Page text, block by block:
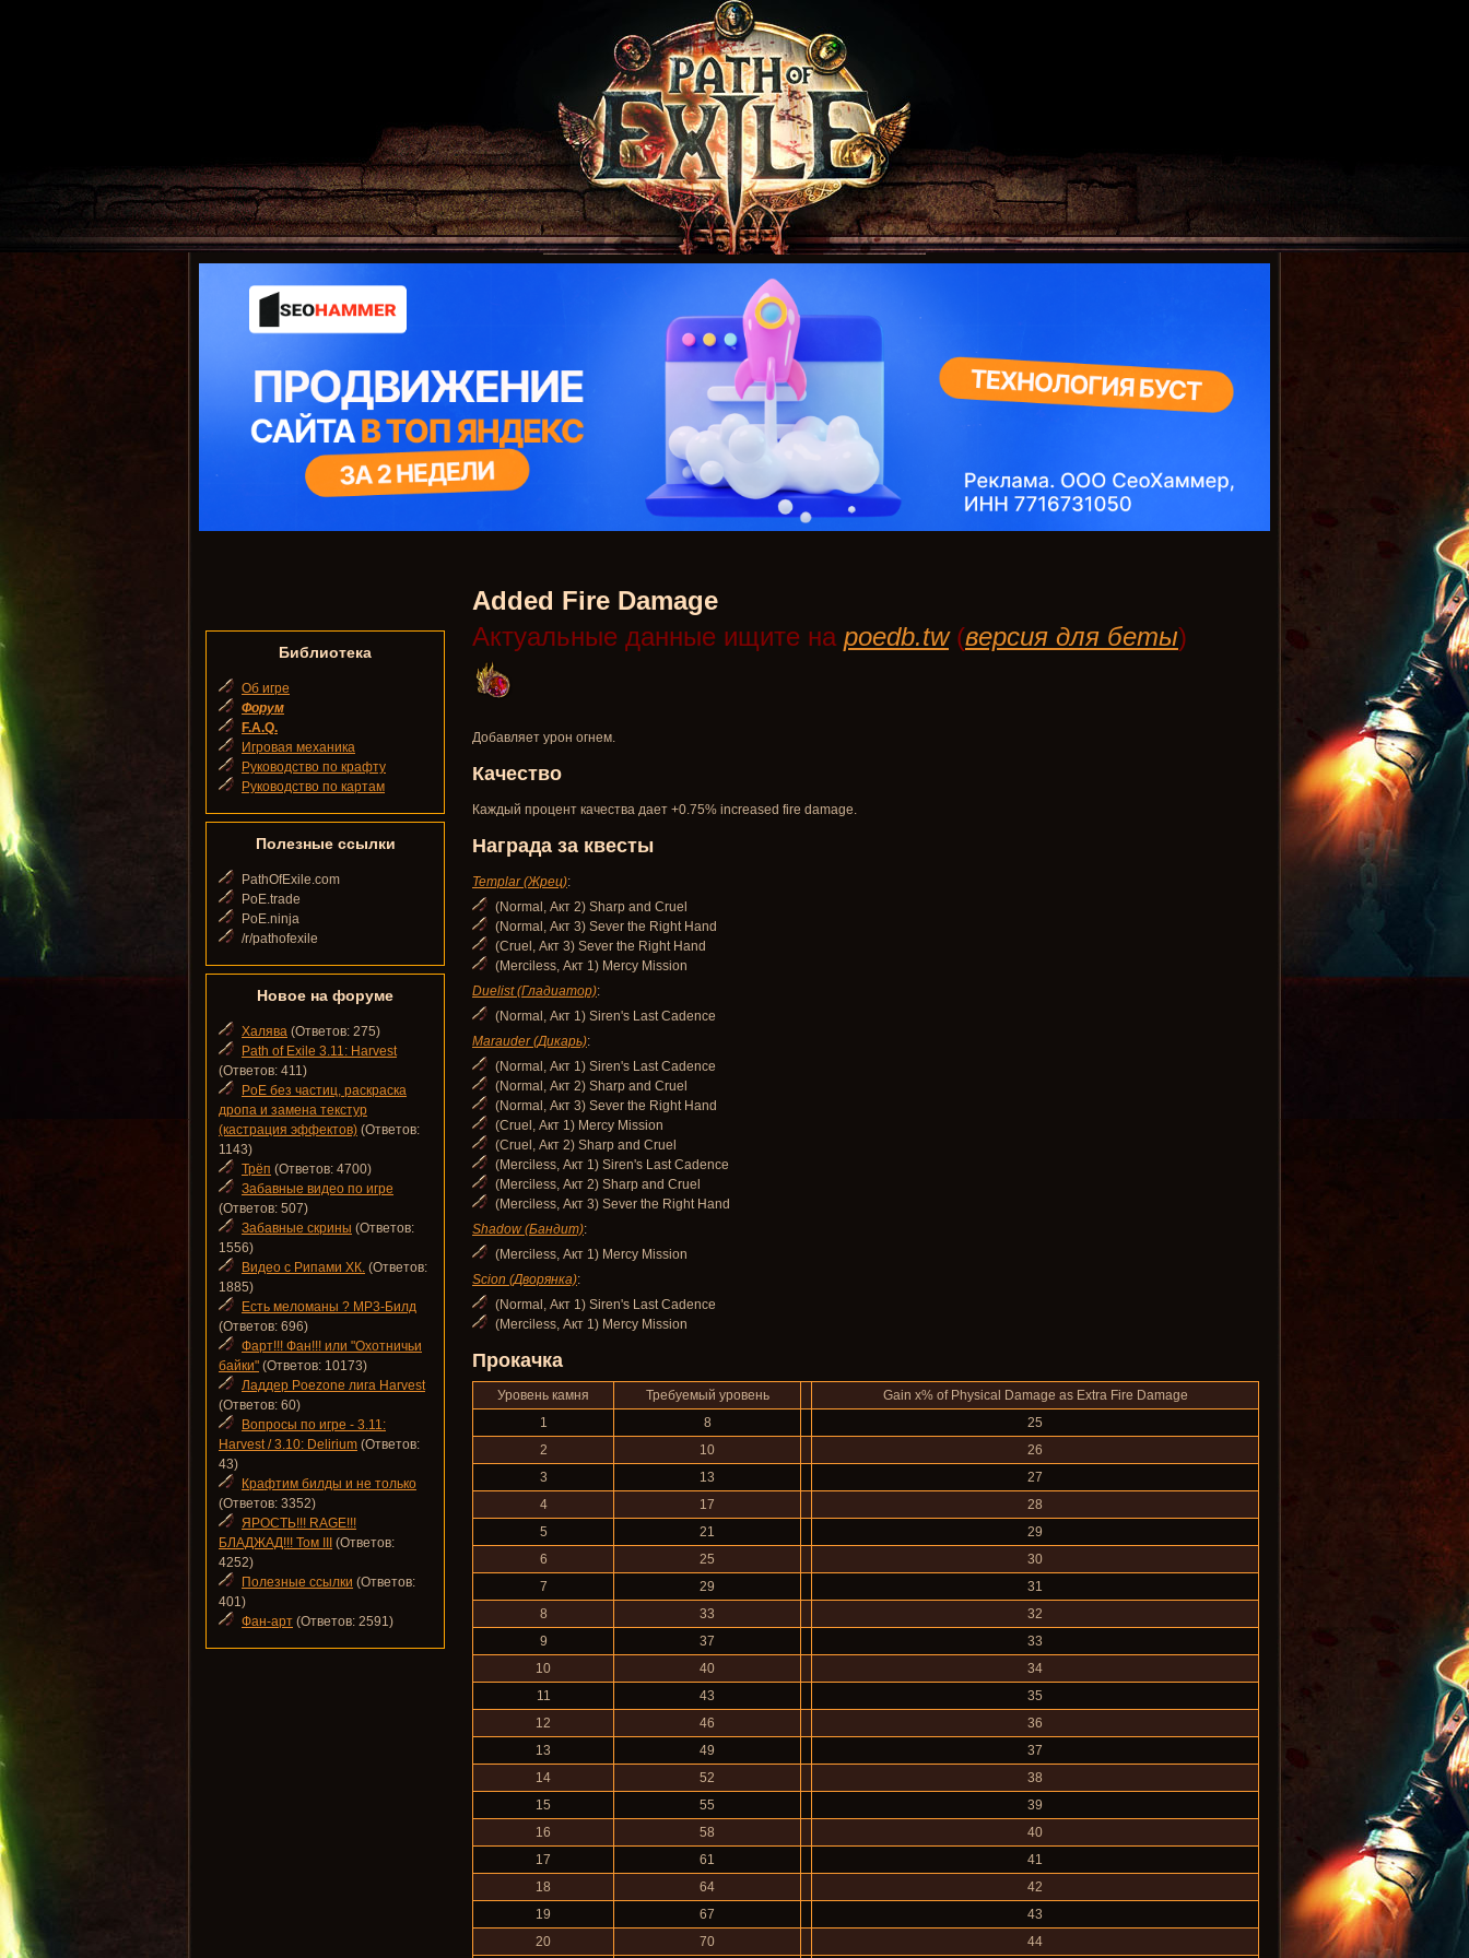
Added Fire Damage
Актуальные данные ищите на poedb.tw(версия для беты)
Добавляет урон огнем.
Качество
Каждый процент качества дает +0.75% increased fire damage.
Награда за квесты
Templar (Жрец):
(Normal, Акт 2) Sharp and Cruel
(Normal, Акт 3) Sever the Right Hand
(Cruel, Акт 3) Sever the Right Hand
(Merciless, Акт 1) Mercy Mission
Duelist (Гладиатор):
(Normal, Акт 1) Siren's Last Cadence
Marauder (Дикарь):
(Normal, Акт 1) Siren's Last Cadence
(Normal, Акт 2) Sharp and Cruel
(Normal, Акт 3) Sever the Right Hand
(Cruel, Акт 1) Mercy Mission
(Cruel, Акт 2) Sharp and Cruel
(Merciless, Акт 1) Siren's Last Cadence
(Merciless, Акт 2) Sharp and Cruel
(Merciless, Акт 3) Sever the Right Hand
Shadow (Бандит):
(Merciless, Акт 1) Mercy Mission
Scion (Дворянка):
(Normal, Акт 1) Siren's Last Cadence
(Merciless, Акт 1) Mercy Mission
Прокачка
Уровень камня Требуемый уровень
Gain x% of Physical Damage as Extra Fire Damage
1
8
25
2
10
26
3
13
27
4
17
28
5
21
29
6
25
30
7
29
31
8
33
32
9
37
33
10
40
34
11
43
35
12
46
36
13
49
37
14
52
38
15
55
39
16
58
40
17
61
41
18
64
42
19
67
43
20
70 44
Библиотека
Об игре
Форум
F.A.Q.
Игровая механика
Руководство по крафту
Руководство по картам
Полезные ссылки
PathOfExile.com
PoE.trade
PoE.ninja
/r/pathofexile
Новое на форуме
Халява (Ответов: 275)
Path of Exile 3.11: Harvest
(Ответов: 411)
PoE без частиц, раскраска
дропа и замена текстур
(кастрация эффектов) (Ответов:
1143)
Трёп (Ответов: 4700)
Забавные видео по игре
(Ответов: 507)
Забавные скрины (Ответов:
1556)
Видео с Рипами ХК. (Ответов:
1885)
Есть меломаны ? MP3-Билд
(Ответов: 696)
Фарт!!! Фан!!! или "Охотничьи
байки" (Ответов: 10173)
Ладдер Poezone лига Harvest
(Ответов: 60)
Вопросы по игре - 3.11:
Harvest / 3.10: Delirium (Ответов:
43)
Крафтим билды и не только
(Ответов: 3352)
ЯРОСТЬ!!! RAGE!!!
БЛАДЖАД!!! Том III
(Ответов:
4252)
Полезные ссылки (Ответов:
401)
Фан-арт (Ответов: 2591)